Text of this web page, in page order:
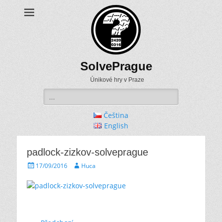
SolvePrague
Únikové hry v Praze
for:
Čeština
English
padlock-zizkov-solveprague
Posted17/09/2016 Author
Huca